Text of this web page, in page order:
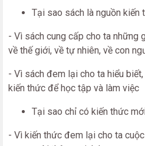
Tại sao sách là nguồn kiến
- Vì sách cung cấp cho ta những
về thế giới, về tự nhiên, về con
- Vì sách đem lại cho ta hiểu
kiến thức để học tập và làm việc
Tại sao chỉ có kiến thức
- Vì kiến thức đem lại cho ta